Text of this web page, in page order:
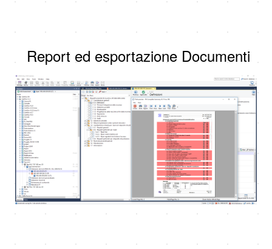
Report ed esportazione Documenti